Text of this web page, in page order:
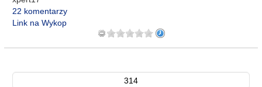
22 komentarzy
Link na Wykop
314